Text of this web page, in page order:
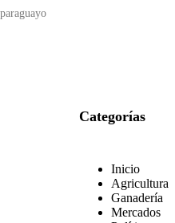
Categorías
Inicio
Agricultura
Ganadería
Mercados